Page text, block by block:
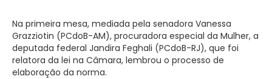
Na primeira mesa, mediada pela senadora Vanessa
Grazziotin (PCdoB-AM), procuradora especial da Mulher, a
deputada federal Jandira Feghali (PCdoB-RJ), que foi
relatora da lei na Câmara, lembrou o processo de
elaboração da norma.